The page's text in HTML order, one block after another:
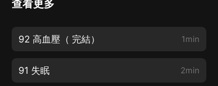
查看更多
92 高血壓（ 完結） 1min
91 失眠 2min